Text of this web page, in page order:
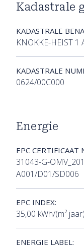
Kadastrale
KADASTRALE
KNOKKE-HEIST 1
KADASTRALE
0624/00C000
Energie
EPC CERTIFICAAT
31043-G-
A001/D01/SD006
EPC INDEX:
35,00 kWh/(m² jaar)
ENERGIE LABEL: